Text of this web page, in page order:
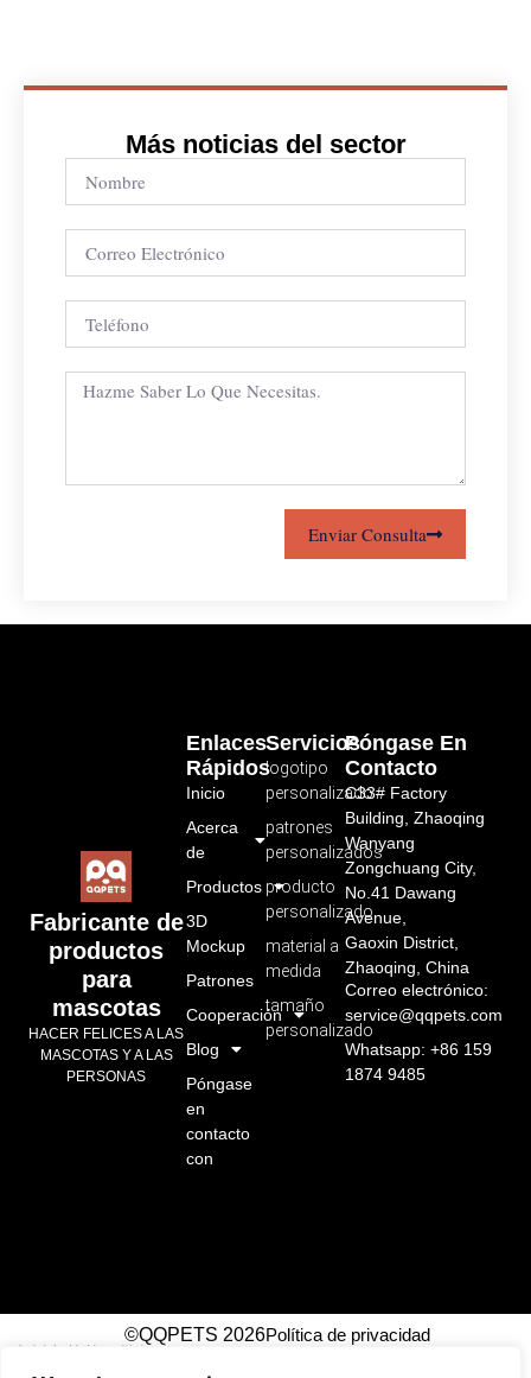
Más noticias del sector
Enviar Consulta
Fabricante de
productos
para
mascotas
HACER FELICES A LAS
MASCOTAS Y A LAS
PERSONAS
Servicios
logotipo
personalizado
patrones
personalizados
producto
personalizado
material a
medida
tamaño
personalizado
Enlaces
Rápidos
Inicio
Acerca
de
Productos
3D
Mockup
Patrones
Cooperación
Blog
Póngase
en
contacto
con
Póngase En
Contacto
C33# Factory
Building, Zhaoqing
Wanyang
Zongchuang City,
No.41 Dawang
Avenue,
Gaoxin District,
Zhaoqing, China
Correo electrónico:
service@qqpets.com
Whatsapp: +86 159
1874 9485
©QQPETS 2026Política de privacidad